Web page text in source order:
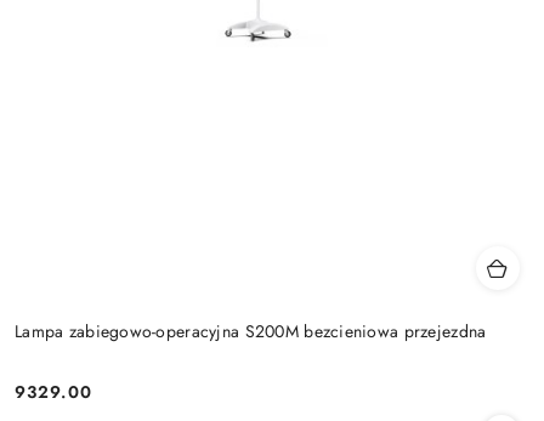
Lampa zabiegowo-operacyjna S200M bezcieniowa przejezdna
Cena:
9329.00